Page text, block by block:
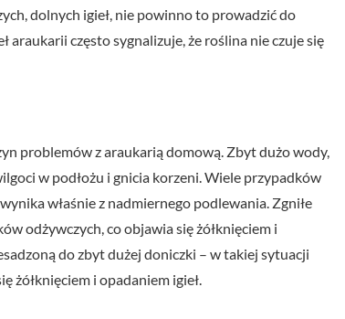
dolnych igieł, nie powinno to prowadzić do
araukarii często sygnalizuje, że roślina nie czuje się
problemów z araukarią domową. Zbyt dużo wody,
w podłożu i gnicia korzeni. Wiele przypadków
właśnie z nadmiernego podlewania. Zgniłe
odżywczych, co objawia się żółknięciem i
do zbyt dużej doniczki – w takiej sytuacji
żółknięciem i opadaniem igieł.